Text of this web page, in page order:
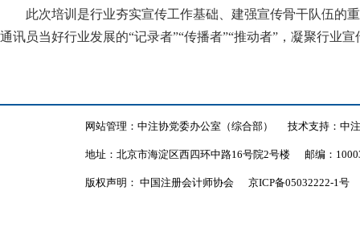
此次培训是行业夯实宣传工作基础、建强宣传骨干队伍的
通讯员当好行业发展的“记录者”“传播者”“推动者”，凝聚行业
网站管理：中注协党委办公室（综合部） 技术支持：中
地址：北京市海淀区西四环中路16号院2号楼 邮编：
版权声明： 中国注册会计师协会 京ICP备05032222-1号